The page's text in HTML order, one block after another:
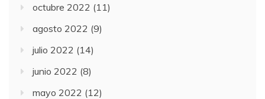
octubre 2022 (11)
agosto 2022 (9)
julio 2022 (14)
junio 2022 (8)
mayo 2022 (12)